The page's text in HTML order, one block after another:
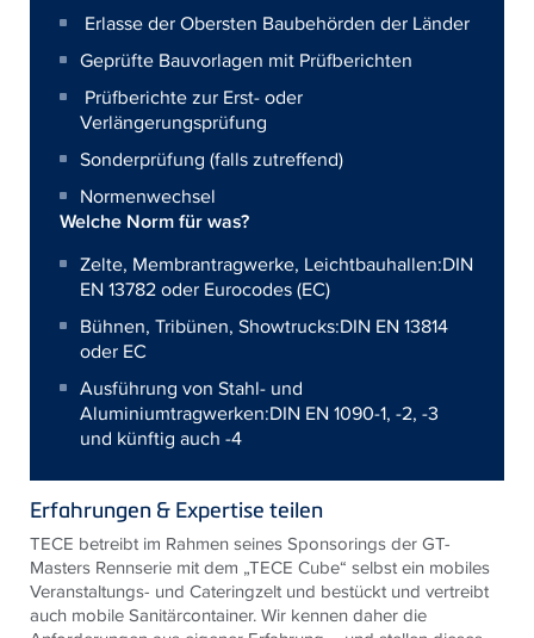
Erlasse der Obersten Baubehörden der Länder
Geprüfte Bauvorlagen mit Prüfberichten
Prüfberichte zur Erst- oder
Verlängerungsprüfung
Sonderprüfung (falls zutreffend)
Normenwechsel
Welche Norm für was?
Zelte, Membrantragwerke, Leichtbauhallen:DIN
EN 13782 oder Eurocodes (EC)
Bühnen, Tribünen, Showtrucks:DIN EN 13814
oder EC
Ausführung von Stahl- und
Aluminiumtragwerken:DIN EN 1090-1, -2, -3
und künftig auch -4
Erfahrungen & Expertise teilen
TECE betreibt im Rahmen seines Sponsorings der GT-
Masters Rennserie mit dem „TECE Cube“ selbst ein mobiles
Veranstaltungs- und Cateringzelt und bestückt und vertreibt
auch mobile Sanitärcontainer. Wir kennen daher die